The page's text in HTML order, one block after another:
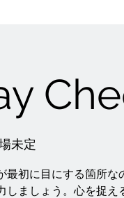
未定
最初に目にする箇所な
しましょう。心を捉え